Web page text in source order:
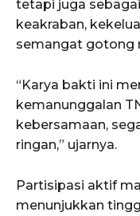
tetapi juga
keakraban,
semangat gotong
“Karya bakti ini
kemanunggalan
kebersamaan,
ringan,” ujarnya.
Partisipasi aktif
menunjukkan